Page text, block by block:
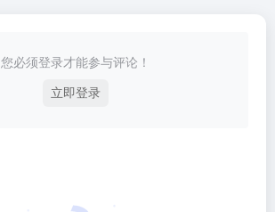
您必须登录才能参与评论！
立即登录